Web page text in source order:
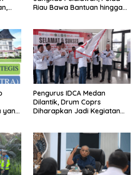
Riau Bawa Bantuan hingga
yang
Pengurus IDCA Medan
Dilantik, Drum Coprs
Diharapkan Jadi Kegiatan